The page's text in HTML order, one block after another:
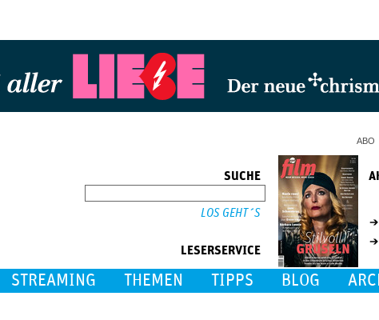
ABO
SUCHE
LESERSERVICE
STREAMING THEMEN TIPPS BLOG